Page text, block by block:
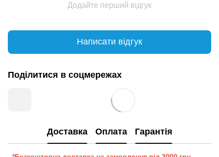
Додайте перший відгук
Написати відгук
Поділитися в соцмережах
Доставка Оплата Гарантія